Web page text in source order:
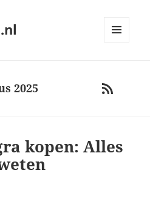
RSS
2025
kopen: Alles